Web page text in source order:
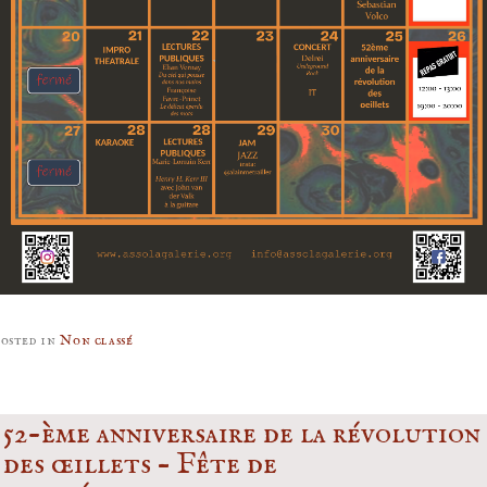
inNon classé
52-ème anniversaire de la révolution
des œillets – Fête de